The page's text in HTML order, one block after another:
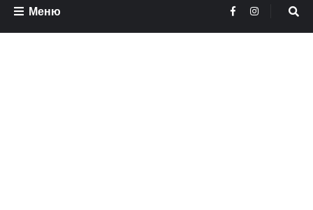
Меню